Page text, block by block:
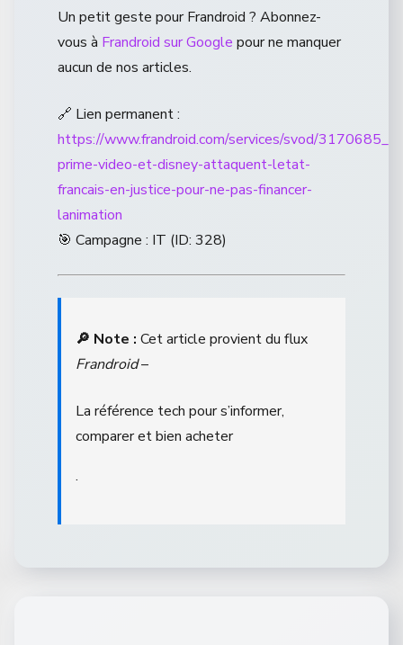
Un petit geste pour Frandroid ? Abonnez-
vous à Frandroid sur Google pour ne manquer
aucun de nos articles.
🔗 Lien permanent :
https://www.frandroid.com/services/svod/
prime-video-et-disney-attaquent-letat-
francais-en-justice-pour-ne-pas-financer-
lanimation
🎯 Campagne : IT (ID: 328)
🔎 Note : Cet article provient du flux
Frandroid–
La référence tech pour s’informer,
comparer et bien acheter
.